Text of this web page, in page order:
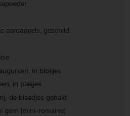
aardappels, geschild
in blokjes
in plakjes
de blaadjes gehakt
gem (mini-romaine)